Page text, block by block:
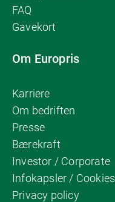
FAQ
Gavekort
Om Europris
Karriere
Om bedriften
Presse
Bærekraft
Investor / Corporate
Infokapsler / Cookies
Privacy policy